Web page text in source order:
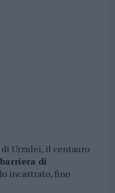
Urzulei, il centauro
di
incastrato, fino